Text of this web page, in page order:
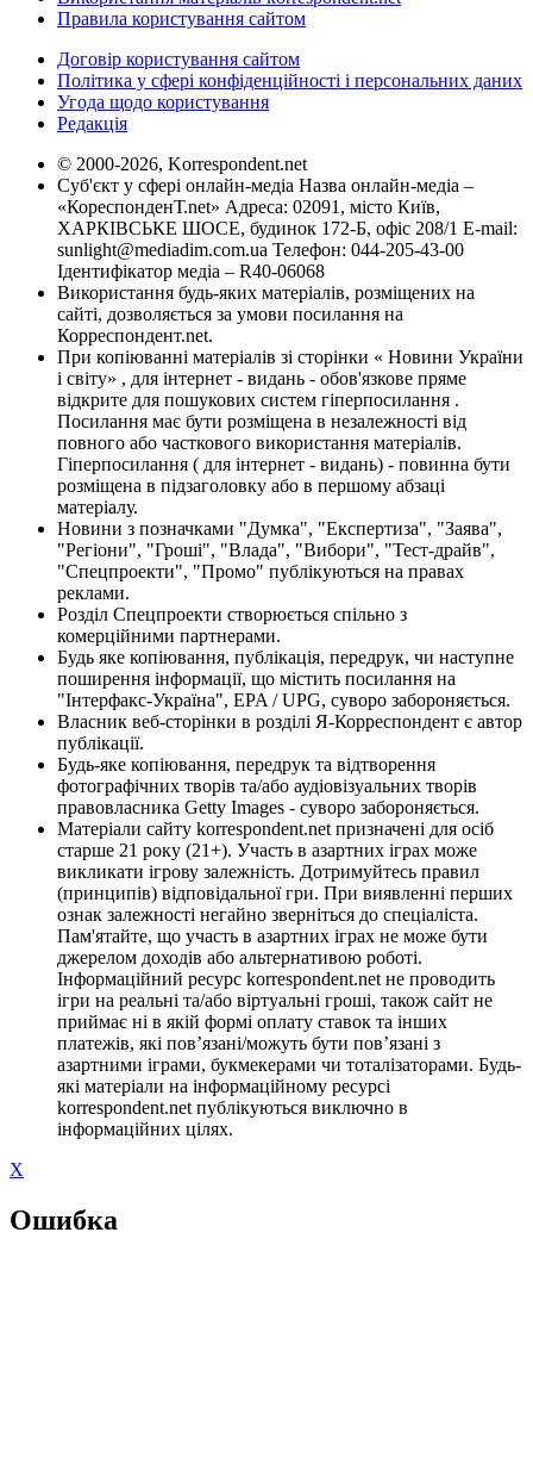
Правила користування сайтом
Договір користування сайтом
Політика у сфері конфіденційності і персональних даних
Угода щодо користування
Редакція
© 2000-2026, Korrespondent.net
Суб'єкт у сфері онлайн-медіа Назва онлайн-медіа –
«КореспонденТ.net» Адреса: 02091, місто Київ,
ХАРКІВСЬКЕ ШОСЕ, будинок 172-Б, офіс 208/1 E-mail:
sunlight@mediadim.com.ua Телефон: 044-205-43-00
Ідентифікатор медіа – R40-06068
Використання будь-яких матеріалів, розміщених на
сайті, дозволяється за умови посилання на
Корреспондент.net.
При копіюванні матеріалів зі сторінки « Новини України
і світу» , для інтернет - видань - обов'язкове пряме
відкрите для пошукових систем гіперпосилання .
Посилання має бути розміщена в незалежності від
повного або часткового використання матеріалів.
Гіперпосилання ( для інтернет - видань) - повинна бути
розміщена в підзаголовку або в першому абзаці
матеріалу.
Новини з позначками "Думка", "Експертиза", "Заява",
"Регіони", "Гроші", "Влада", "Вибори", "Тест-драйв",
"Спецпроекти", "Промо" публікуються на правах
реклами.
Розділ Спецпроекти створюється спільно з
комерційними партнерами.
Будь яке копіювання, публікація, передрук, чи наступне
поширення інформації, що містить посилання на
"Інтерфакс-Україна", EPA / UPG, суворо забороняється.
Власник веб-сторінки в розділі Я-Корреспондент є автор
публікації.
Будь-яке копіювання, передрук та відтворення
фотографічних творів та/або аудіовізуальних творів
правовласника Getty Images - суворо забороняється.
Матеріали сайту korrespondent.net призначені для осіб
старше 21 року (21+). Участь в азартних іграх може
викликати ігрову залежність. Дотримуйтесь правил
(принципів) відповідальної гри. При виявленні перших
ознак залежності негайно зверніться до спеціаліста.
Пам'ятайте, що участь в азартних іграх не може бути
джерелом доходів або альтернативою роботі.
Інформаційний ресурс korrespondent.net не проводить
ігри на реальні та/або віртуальні гроші, також сайт не
приймає ні в якій формі оплату ставок та інших
платежів, які пов’язані/можуть бути пов’язані з
азартними іграми, букмекерами чи тоталізаторами. Будь-
які матеріали на інформаційному ресурсі
korrespondent.net публікуються виключно в
інформаційних цілях.
X
Ошибка